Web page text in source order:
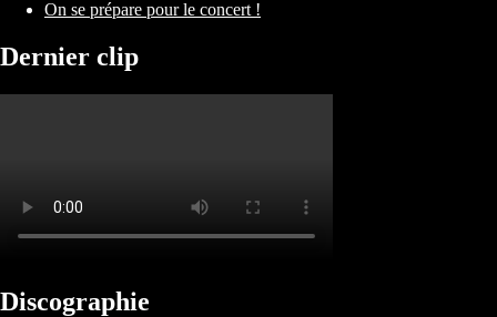
On se prépare pour le concert !
Dernier clip
Discographie